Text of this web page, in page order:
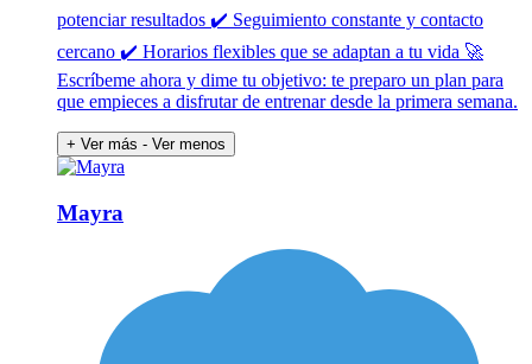
potenciar resultados ✔️ Seguimiento constante y contacto
cercano ✔️ Horarios flexibles que se adaptan a tu vida 🚀
Escríbeme ahora y dime tu objetivo: te preparo un plan para
que empieces a disfrutar de entrenar desde la primera semana.
+ Ver más - Ver menos
Mayra